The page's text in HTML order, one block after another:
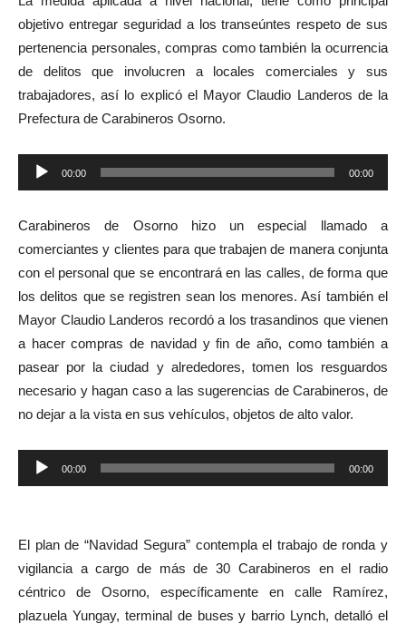
objetivo entregar seguridad a los transeúntes respeto de sus
pertenencia personales, compras como también la ocurrencia
de delitos que involucren a locales comerciales y sus
trabajadores, así lo explicó el Mayor Claudio Landeros de la
Prefectura de Carabineros Osorno.
Reproductor
de
00:00 00:00
Carabineros de Osorno hizo un especial llamado a
comerciantes y clientes para que trabajen de manera conjunta
con el personal que se encontrará en las calles, de forma que
los delitos que se registren sean los menores. Así también el
Mayor Claudio Landeros recordó a los trasandinos que vienen
a hacer compras de navidad y fin de año, como también a
pasear por la ciudad y alrededores, tomen los resguardos
necesario y hagan caso a las sugerencias de Carabineros, de
no dejar a la vista en sus vehículos, objetos de alto valor.
Reproductor
de
00:00 00:00
El plan de “Navidad Segura” contempla el trabajo de ronda y
vigilancia a cargo de más de 30 Carabineros en el radio
céntrico de Osorno, específicamente en calle Ramírez,
plazuela Yungay, terminal de buses y barrio Lynch, detalló el